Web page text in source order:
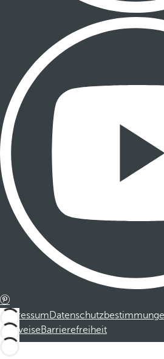
Impressum
HinweiseBarrierefreiheit